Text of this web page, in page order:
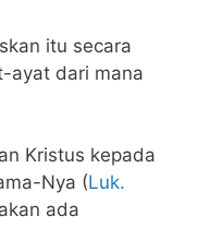
itu secara
ayat dari mana
Kristus kepada
Nya (Luk.
ada